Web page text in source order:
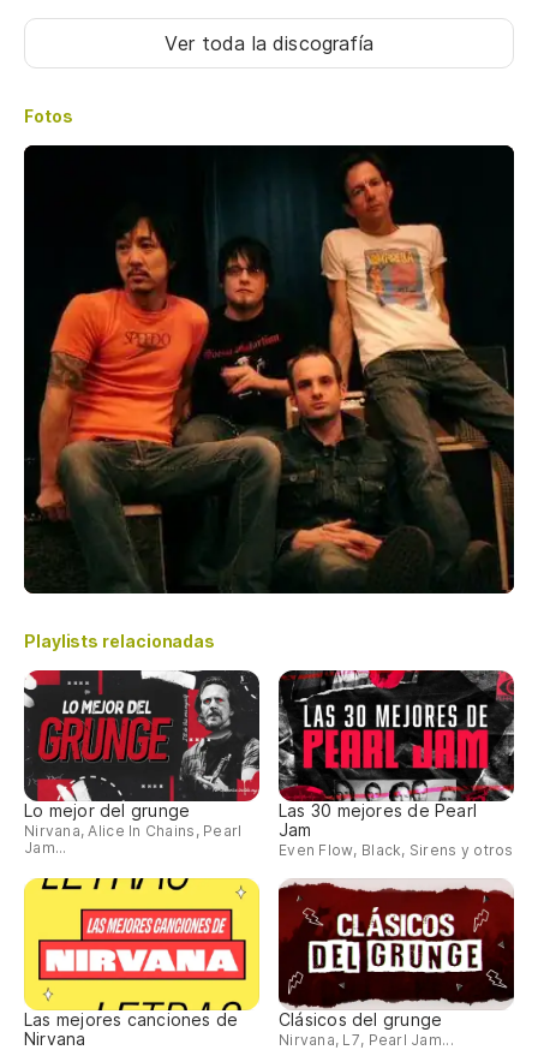
Ver toda la discografía
Fotos
Playlists relacionadas
Lo mejor del grunge
Nirvana, Alice In Chains, Pearl
Jam...
Las 30 mejores de Pearl
Jam
Even Flow, Black, Sirens y otros
Las mejores canciones de
Nirvana
Clásicos del grunge
Nirvana, L7, Pearl Jam...